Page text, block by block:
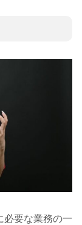
必要な業務の一